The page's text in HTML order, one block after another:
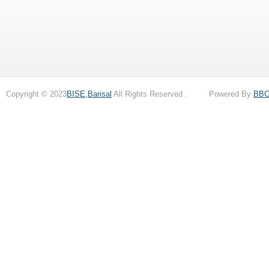
Copyright © 2023BISE,Barisal All Rights Reserved . Powered By